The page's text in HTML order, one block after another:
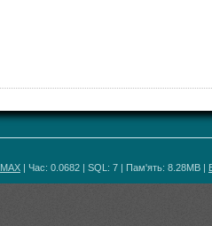
MAX | Час: 0.0682 | SQL: 7 | Пам'ять: 8.28MB |